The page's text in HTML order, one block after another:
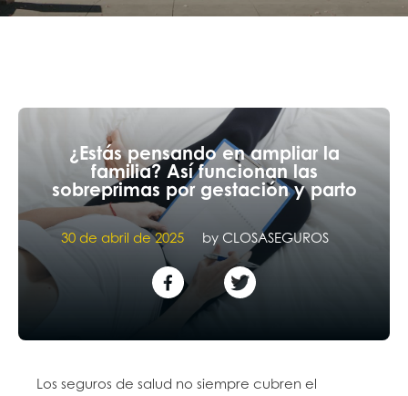
¿Estás pensando en ampliar la
familia? Así funcionan las
sobreprimas por gestación y parto
30 de abril de 2025 by CLOSASEGUROS
Los seguros de salud no siempre cubren el